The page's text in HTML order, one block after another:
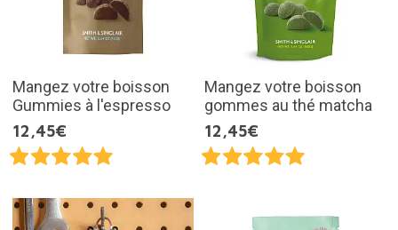
Mangez votre boisson
Gummies à l'espresso
12,45€
Mangez votre boisson
gommes au thé matcha
12,45€